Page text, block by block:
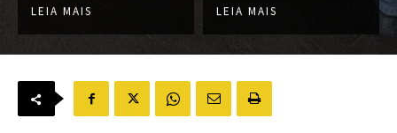
LEIA MAIS LEIA MAIS